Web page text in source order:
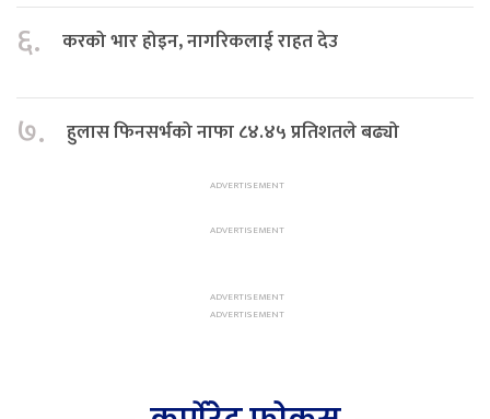
६. करको भार होइन, नागरिकलाई राहत देउ
७. हुलास फिनसर्भको नाफा ८४.४५ प्रतिशतले बढ्यो